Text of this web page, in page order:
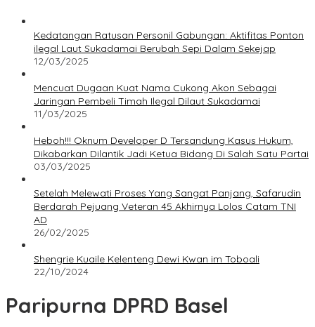
Kedatangan Ratusan Personil Gabungan: Aktifitas Ponton
ilegal Laut Sukadamai Berubah Sepi Dalam Sekejap
12/03/2025
Mencuat Dugaan Kuat Nama Cukong Akon Sebagai
Jaringan Pembeli Timah Ilegal Dilaut Sukadamai
11/03/2025
Heboh!!! Oknum Developer D Tersandung Kasus Hukum,
Dikabarkan Dilantik Jadi Ketua Bidang Di Salah Satu Partai
03/03/2025
Setelah Melewati Proses Yang Sangat Panjang, Safarudin
Berdarah Pejuang Veteran 45 Akhirnya Lolos Catam TNI
AD
26/02/2025
Shengrie Kuaile Kelenteng Dewi Kwan im Toboali
22/10/2024
Paripurna DPRD Basel